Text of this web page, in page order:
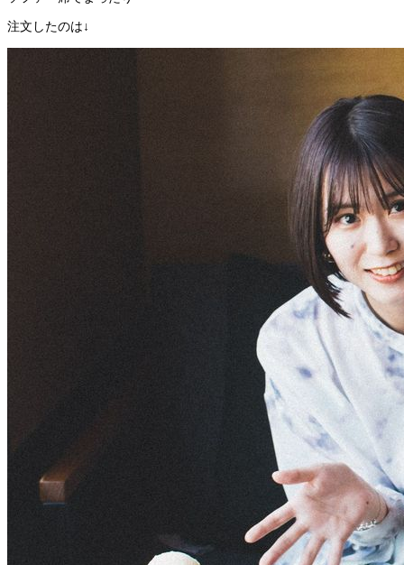
注文したのは↓